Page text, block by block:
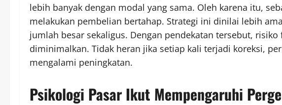
lebih banyak dengan modal yang sama. Oleh karena itu,
melakukan pembelian bertahap. Strategi ini dinilai lebih
jumlah besar sekaligus. Dengan pendekatan tersebut,
diminimalkan. Tidak heran jika setiap kali terjadi koreksi,
mengalami peningkatan.
Psikologi Pasar Ikut Mempengaruhi